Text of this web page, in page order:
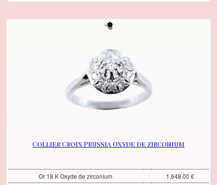
Collier Croix Prussia Oxyde de zirconium
Or 18 K Oxyde de zirconium
1,648.00 €